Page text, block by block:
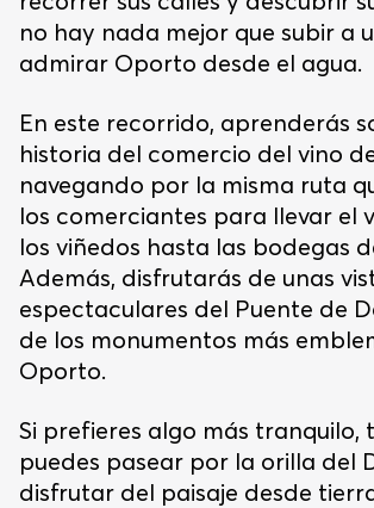
no hay nada mejor que subir a
admirar Oporto desde el agua.
En este recorrido, aprenderás
historia del comercio del vino
navegando por la misma ruta
los comerciantes para llevar el
los viñedos hasta las bodegas
Además, disfrutarás de unas
espectaculares del Puente de
de los monumentos más
Oporto.
Si prefieres algo más tranquilo,
puedes pasear por la orilla del
disfrutar del paisaje desde